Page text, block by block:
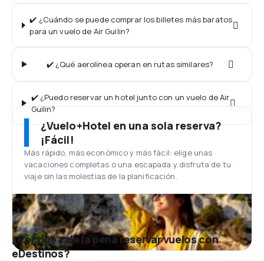
✔️ ¿Cuándo se puede comprar los billetes más baratos
para un vuelo de Air Guilin?
✔️ ¿Qué aerolínea operan en rutas similares?
✔️ ¿Puedo reservar un hotel junto con un vuelo de Air
Guilin?
¿Vuelo+Hotel en una sola reserva?
¡Fácil!
Más rápido, más económico y más fácil: elige unas
vacaciones completas o una escapada y disfruta de tu
viaje sin las molestias de la planificación.
¿Por qué vale la pena reservar vuelos con
eDestinos?